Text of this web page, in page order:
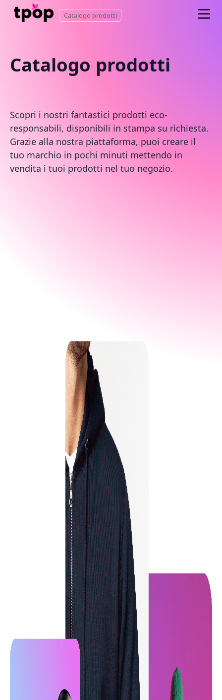
Catalogo prodotti
Catalogo prodotti
Scopri i nostri fantastici prodotti eco-
responsabili, disponibili in stampa su richiesta.
Grazie alla nostra piattaforma, puoi creare il
tuo marchio in pochi minuti mettendo in
vendita i tuoi prodotti nel tuo negozio.